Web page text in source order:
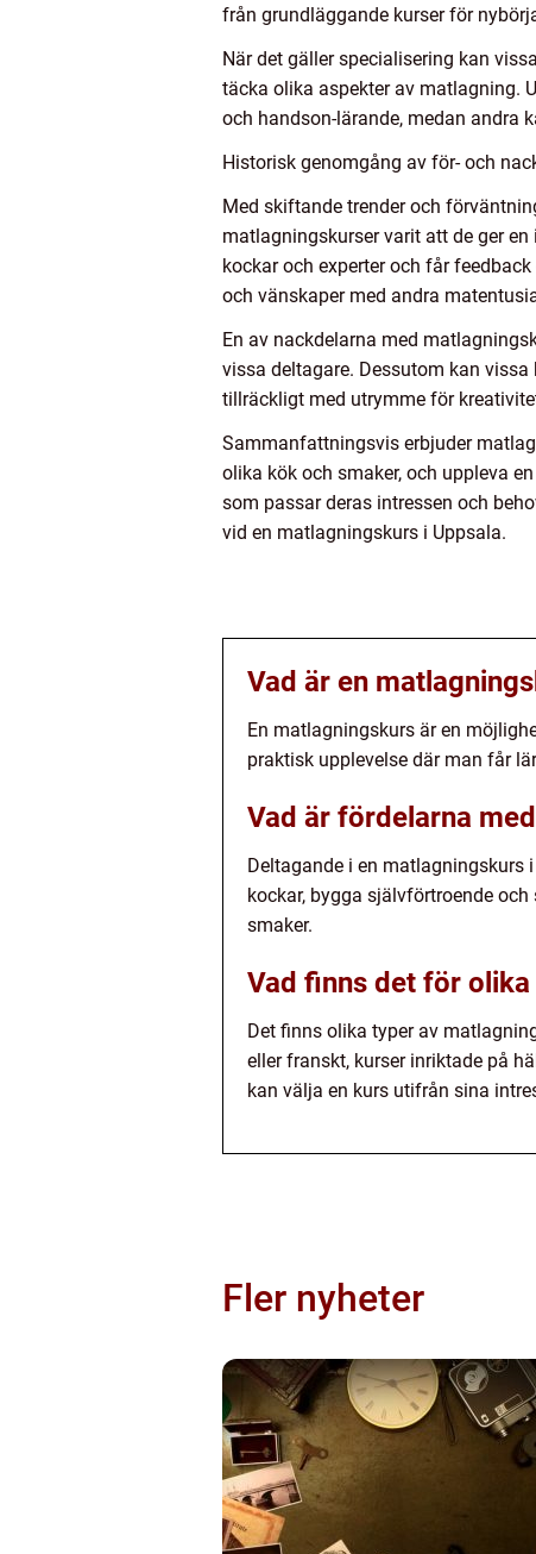
från grundläggande kurser för
När det gäller specialisering kan
täcka olika aspekter av matlagning.
och handson-lärande, medan andra
Historisk genomgång av för- och
Med skiftande trender och
matlagningskurser varit att de ger
kockar och experter och får
och vänskaper med andra
En av nackdelarna med
vissa deltagare. Dessutom kan
tillräckligt med utrymme för
Sammanfattningsvis erbjuder
olika kök och smaker, och uppleva
som passar deras intressen och
vid en matlagningskurs i Uppsala.
Vad är en
En matlagningskurs är en
praktisk upplevelse där man får
Vad är fördelarna
Deltagande i en matlagningskurs
kockar, bygga självförtroende
smaker.
Vad finns det för
Det finns olika typer av
eller franskt, kurser inriktade på
kan välja en kurs utifrån sina
Fler nyheter